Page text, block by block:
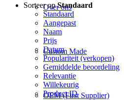
Over ons
Custom Made
OEM (First Supplier)
Sorteer opStandaard
Standaard
Aangepast
Naam
Prijs
Datum
Populariteit (verkopen)
Gemiddelde beoordeling
Relevantie
Willekeurig
Product ID